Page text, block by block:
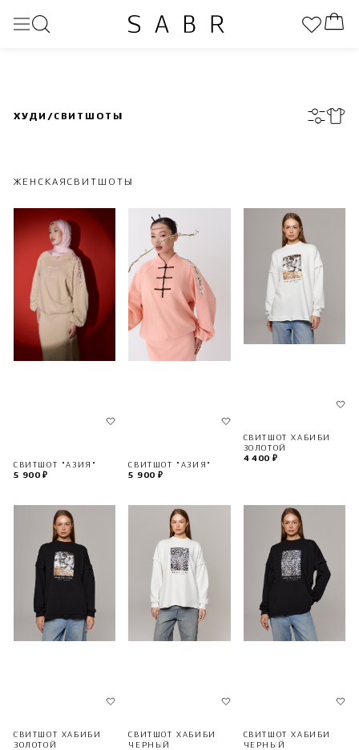
ЖЕНСКАЯ СВИТШОТЫ
ХУДИ/СВИТШОТЫ
СВИТШОТ "АЗИЯ"
5 900 ₽
СВИТШОТ "АЗИЯ"
5 900 ₽
СВИТШОТ ХАБИБИ
ЗОЛОТОЙ
4 400 ₽
СВИТШОТ ХАБИБИ
ЗОЛОТОЙ
СВИТШОТ ХАБИБИ
ЧЕРНЫЙ
СВИТШОТ ХАБИБИ
ЧЕРНЫЙ